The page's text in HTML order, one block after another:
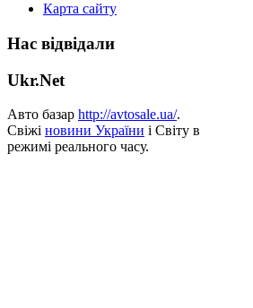
Карта сайту
Нас відвідали
Ukr.Net
Авто базар http://avtosale.ua/.
Свіжі новини України і Світу в
режимі реального часу.